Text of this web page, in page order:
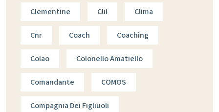
Clementine Clil Clima
Cnr Coach Coaching
Colao Colonello Amatiello
Comandante COMOS
Compagnia Dei Figliuoli